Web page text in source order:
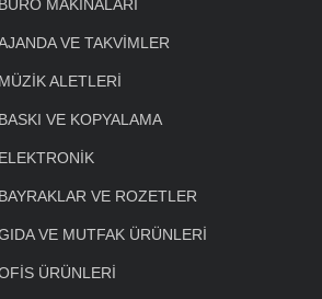
BÜRO MAKİNALARI
VE TAKVİMLER
MÜZİK ALETLERİ
BASKI VE KOPYALAMA
ELEKTRONİK
BAYRAKLAR VE ROZETLER
VE MUTFAK ÜRÜNLERİ
ÜRÜNLERİ